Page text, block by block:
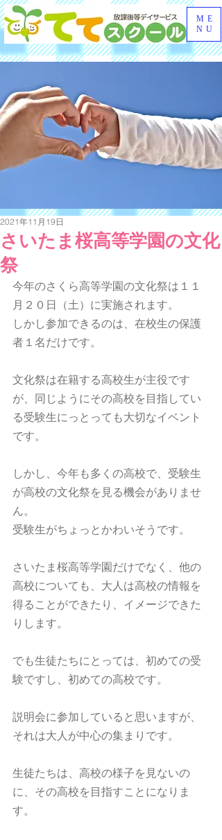
ME
NU
さいたま桜高等学園の文化
祭
2021年11月19日
今年のさくら高等学園の文化祭は１１
月２０日（土）に実施されます。
しかし参加できるのは、在校生の保護
者１名だけです。
文化祭は在籍する高校生が主役です
が、同じようにその高校を目指してい
る受験生にっとっても大切なイベント
です。
しかし、今年も多くの高校で、受験生
が高校の文化祭を見る機会がありませ
ん。
受験生がちょっとかわいそうです。
さいたま桜高等学園だけでなく、他の
高校についても、大人は高校の情報を
得ることができたり、イメージできた
りします。
でも生徒たちにとっては、初めての受
験ですし、初めての高校です。
説明会に参加していると思いますが、
それは大人が中心の集まりです。
生徒たちは、高校の様子を見ないの
に、その高校を目指すことになりま
す。